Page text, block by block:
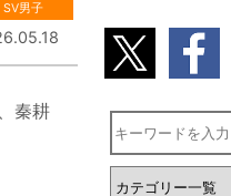
SV男子
秦耕